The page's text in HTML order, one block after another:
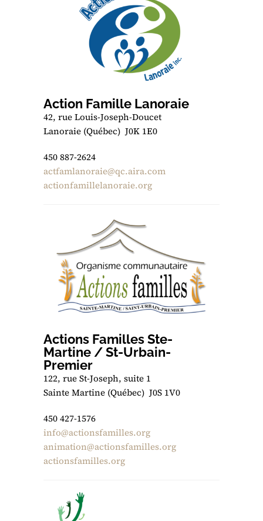
Action Famille Lanoraie
42, rue Louis-Joseph-Doucet
Lanoraie (Québec) J0K 1E0
450 887-2624
actfamlanoraie@qc.aira.com
actionfamillelanoraie.org
Actions Familles Ste-
Martine / St-Urbain-
Premier
122, rue St-Joseph, suite 1
Sainte Martine (Québec) J0S 1V0
450 427-1576
info@actionsfamilles.org
animation@actionsfamilles.org
actionsfamilles.org